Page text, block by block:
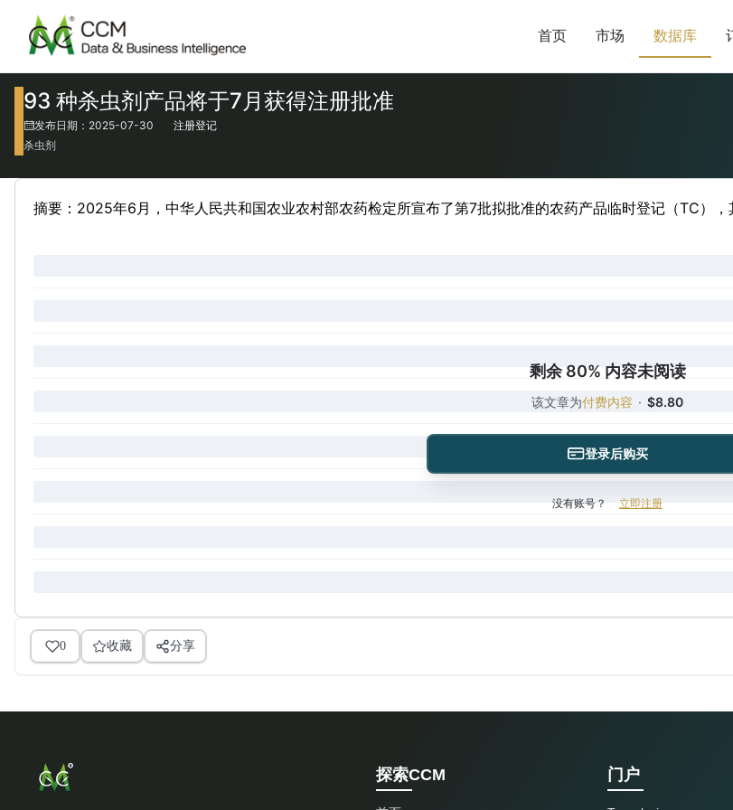
首页 市场 数据库
93 种杀虫剂产品将于7月获得注册批准
发布日期：2025-07-30
注册登记
杀虫剂
摘要：2025年6月，中华人民共和国农业农村部农药检定所宣布了第7批拟批准的农药产品临时登记（TC）
剩余 80% 内容未阅读
该文章为付费内容 · $8.80
登录后购买
没有账号？ 立即注册
0 收藏 分享
探索CCM 门户